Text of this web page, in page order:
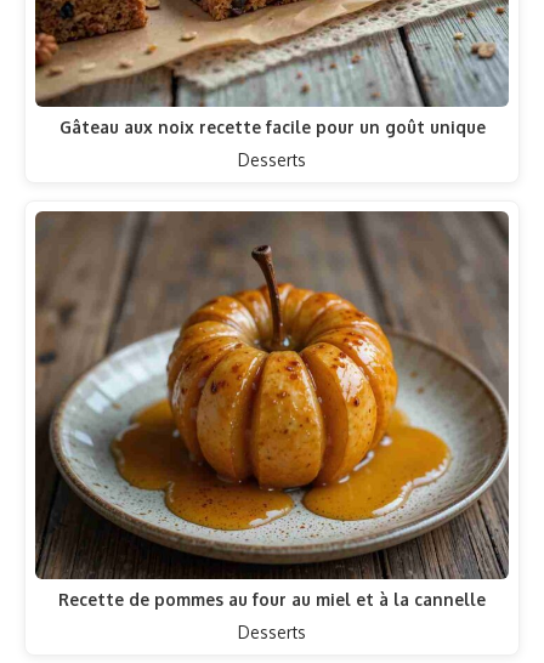
Gâteau aux noix recette facile pour un goût unique
Desserts
Recette de pommes au four au miel et à la cannelle
Desserts